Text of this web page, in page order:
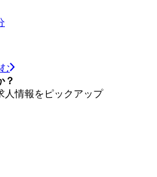
？
人情報をピックアップ